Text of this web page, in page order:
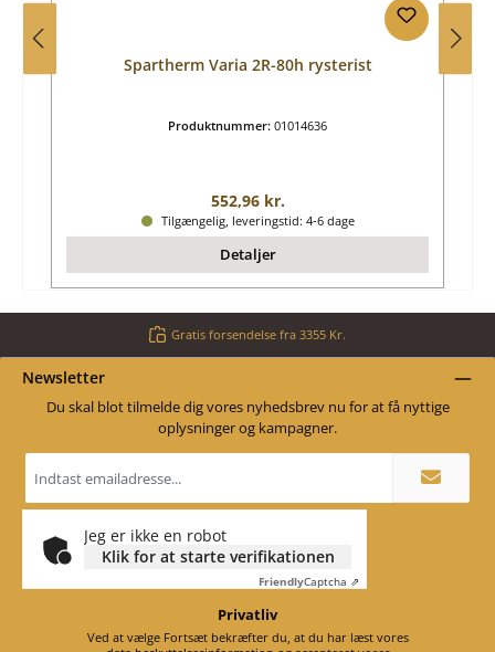
Spartherm Varia 2R-80h rysterist
Produktnummer: 01014636
Almindelig pris:
552,96 kr.
Tilgængelig, leveringstid: 4-6 dage
Detaljer
Gratis forsendelse fra 3355 Kr.
Newsletter
Du skal blot tilmelde dig vores nyhedsbrev nu for at få nyttige
oplysninger og kampagner.
adresse
*
Jeg er ikke en robot
Klik for at starte verifikationen
FriendlyCaptcha ⇗
Privatliv
Ved at vælge Fortsæt bekræfter du, at du har læst vores